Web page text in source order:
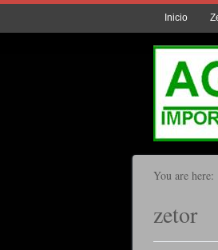
Inicio
You are here:
zetor